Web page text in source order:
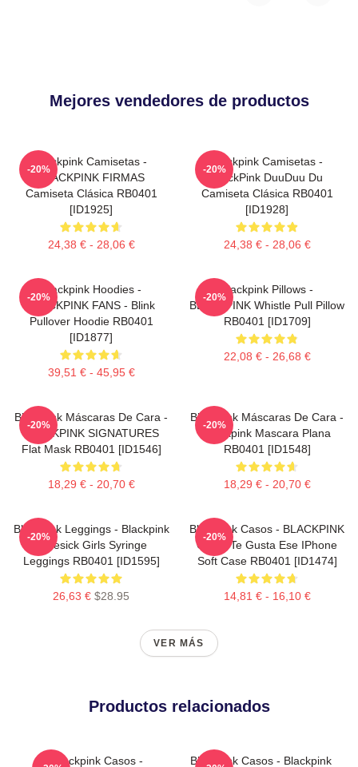
Mejores vendedores de productos
Blackpink Camisetas -
BLACKPINK FIRMAS
Camiseta Clásica RB0401
[ID1925]
24,38 € - 28,06 €
-20%
Blackpink Camisetas -
BlackPink DuuDuu Du
Camiseta Clásica RB0401
[ID1928]
24,38 € - 28,06 €
-20%
Blackpink Hoodies -
BLACKPINK FANS - Blink
Pullover Hoodie RB0401
[ID1877]
39,51 € - 45,95 €
-20%
Blackpink Pillows -
BLACKPINK Whistle Pull Pillow
RB0401 [ID1709]
22,08 € - 26,68 €
-20%
Blackpink Máscaras De Cara -
BLACKPINK SIGNATURES
Flat Mask RB0401 [ID1546]
18,29 € - 20,70 €
-20%
Blackpink Máscaras De Cara -
Blackpink Mascara Plana
RB0401 [ID1548]
18,29 € - 20,70 €
-20%
Blackpink Leggings - Blackpink
Lovesick Girls Syringe
Leggings RB0401 [ID1595]
26,63 € $28.95
-20%
Blackpink Casos - BLACKPINK
Cómo Te Gusta Ese IPhone
Soft Case RB0401 [ID1474]
14,81 € - 16,10 €
-20%
VER MÁS
Productos relacionados
Blackpink Casos -
Blackpink Casos - Blackpink